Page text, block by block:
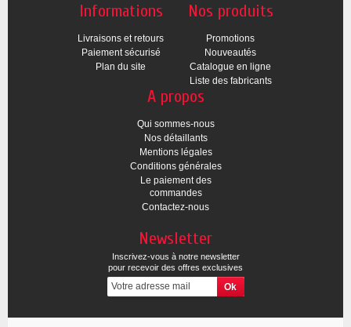
Informations
Livraisons et retours
Paiement sécurisé
Plan du site
Nos produits
Promotions
Nouveautés
Catalogue en ligne
Liste des fabricants
A propos
Qui sommes-nous
Nos détaillants
Mentions légales
Conditions générales
Le paiement des
commandes
Contactez-nous
Newsletter
Inscrivez-vous à notre newsletter
pour recevoir des offres exclusives